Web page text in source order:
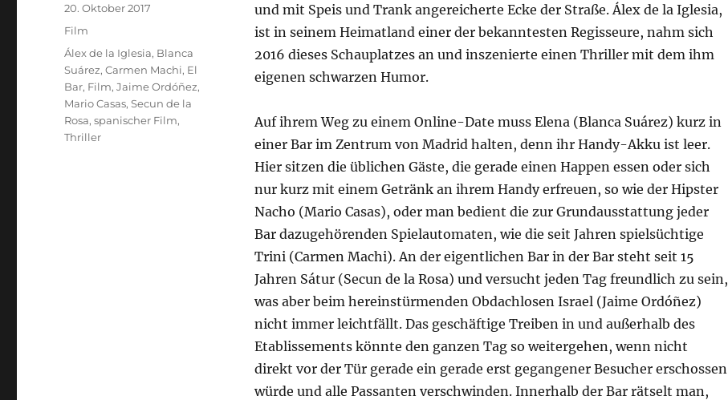
und mit Speis und Trank angereicherte Ecke der Straße. Álex de la Iglesia,
ist in seinem Heimatland einer der bekanntesten Regisseure, nahm sich
2016 dieses Schauplatzes an und inszenierte einen Thriller mit dem ihm
eigenen schwarzen Humor.
Auf ihrem Weg zu einem Online-Date muss Elena (Blanca Suárez) kurz in
einer Bar im Zentrum von Madrid halten, denn ihr Handy-Akku ist leer.
Hier sitzen die üblichen Gäste, die gerade einen Happen essen oder sich
nur kurz mit einem Getränk an ihrem Handy erfreuen, so wie der Hipster
Nacho (Mario Casas), oder man bedient die zur Grundausstattung jeder
Bar dazugehörenden Spielautomaten, wie die seit Jahren spielsüchtige
Trini (Carmen Machi). An der eigentlichen Bar in der Bar steht seit 15
Jahren Sátur (Secun de la Rosa) und versucht jeden Tag freundlich zu sein,
was aber beim hereinstürmenden Obdachlosen Israel (Jaime Ordóñez)
nicht immer leichtfällt. Das geschäftige Treiben in und außerhalb des
Etablissements könnte den ganzen Tag so weitergehen, wenn nicht
direkt vor der Tür gerade ein gerade erst gegangener Besucher erschossen
würde und alle Passanten verschwinden. Innerhalb der Bar rätselt man,
Veröffentlicht
am
20. Oktober 2017
Kategorien
Film
Schlagwörter
Álex de la Iglesia, Blanca
Suárez,Carmen Machi, El
Bar, Film,Jaime Ordóñez,
Mario Casas,Secun de la
Rosa,spanischer Film,
Thriller